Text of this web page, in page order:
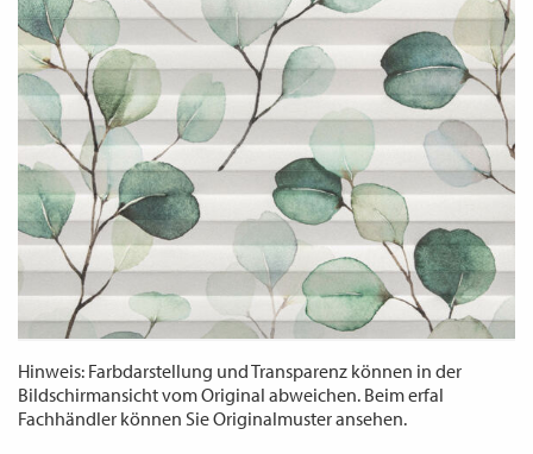
WECHSELN
DE
Hinweis: Farbdarstellung und Transparenz können in der
Bildschirmansicht vom Original abweichen. Beim erfal
Fachhändler können Sie Originalmuster ansehen.